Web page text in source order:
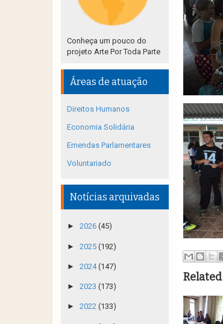
Related
Conheça um pouco do
projeto Arte Por Toda Parte
Áreas de atuação
Direitos Humanos
Economia Solidária
Emendas Parlamentares
Voluntariado
Notícias arquivadas
► 2026 (45)
► 2025 (192)
► 2024(147)
► 2023 (173)
► 2022 (133)